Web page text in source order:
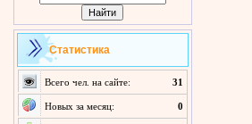
Статистика
Всего чел. на сайте: 31
Новых за месяц: 0